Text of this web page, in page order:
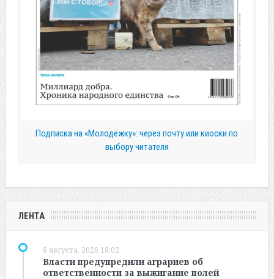
Подписка на «Молодежку»: через почту или киоски по
выбору читателя
ЛЕНТА
8 августа, 2026 18:02
Власти предупредили аграриев об
ответственности за выжигание полей